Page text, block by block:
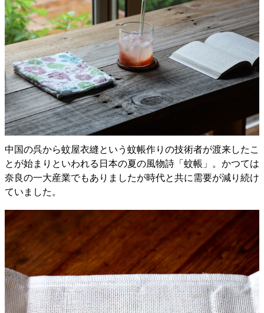
中国の呉から蚊屋衣縫という蚊帳作りの技術者が渡来したこ
とが始まりといわれる日本の夏の風物詩「蚊帳」。かつては
奈良の一大産業でもありましたが時代と共に需要が減り続け
ていました。